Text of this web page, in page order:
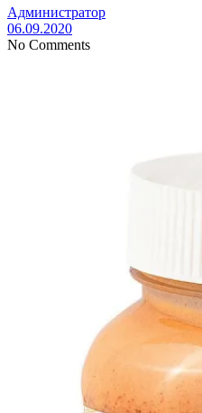
Администратор
06.09.2020
No Comments